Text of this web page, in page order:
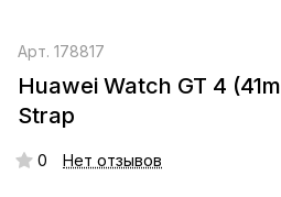
Арт. 178817
Huawei Watch GT 4
Strap
0 Нет отзывов